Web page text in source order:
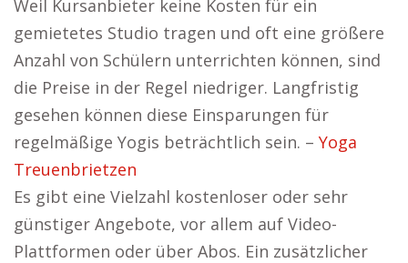
Weil Kursanbieter keine Kosten für ein
gemietetes Studio tragen und oft eine größere
Anzahl von Schülern unterrichten können, sind
die Preise in der Regel niedriger. Langfristig
gesehen können diese Einsparungen für
regelmäßige Yogis beträchtlich sein. – Yoga
Treuenbrietzen
Es gibt eine Vielzahl kostenloser oder sehr
günstiger Angebote, vor allem auf Video-
Plattformen oder über Abos. Ein zusätzlicher